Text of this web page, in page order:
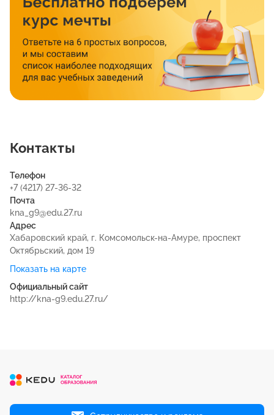
Контакты
Телефон
+7 (4217) 27-36-32
Почта
kna_g9@edu.27.ru
Адрес
Хабаровский край, г. Комсомольск-на-Амуре, проспект
Октябрьский, дом 19
Показать на карте
Официальный сайт
http://kna-g9.edu.27.ru/